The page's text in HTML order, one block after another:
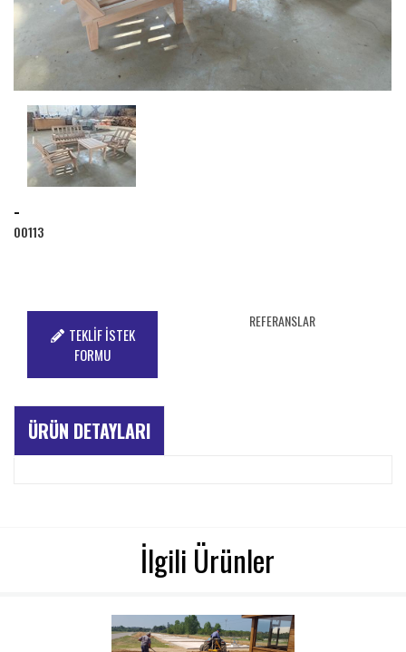
-
00113
TEKLİF İSTEK
FORMU
REFERANSLAR
ÜRÜN DETAYLARI
İlgili Ürünler